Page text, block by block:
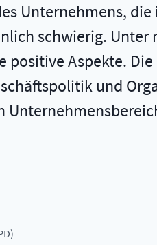
Unternehmens,
schwierig.
Aspekte.
und